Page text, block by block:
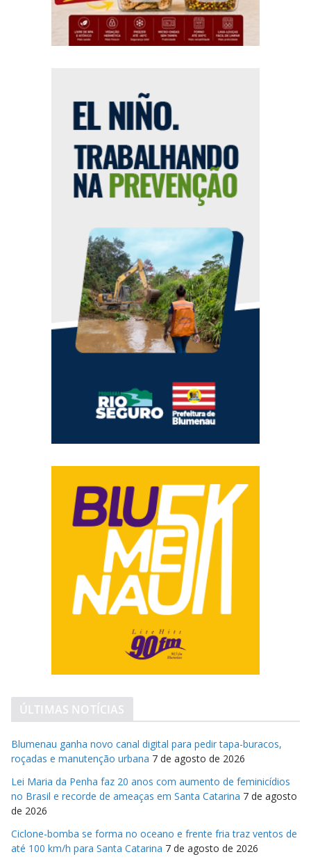
ÚLTIMAS NOTÍCIAS
Blumenau ganha novo canal digital para pedir tapa-buracos,
roçadas e manutenção urbana 7 de agosto de 2026
Lei Maria da Penha faz 20 anos com aumento de feminicídios
no Brasil e recorde de ameaças em Santa Catarina 7 de agosto
de 2026
Ciclone-bomba se forma no oceano e frente fria traz ventos de
até 100 km/h para Santa Catarina 7 de agosto de 2026